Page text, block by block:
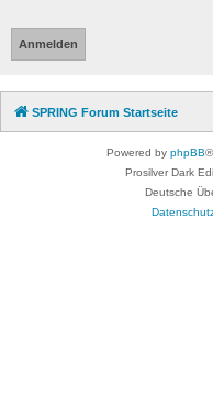
SPRING Forum Startseite
Powered by phpBB
Prosilver Dark
Deutsche